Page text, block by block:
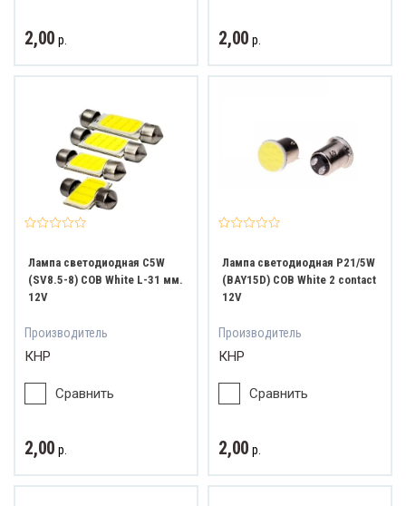
2,00 р. 2,00 р.
Лампа светодиодная C5W
(SV8.5-8) COB White L-31 мм.
12V
Производитель
КНР
Сравнить
2,00 р.
Лампа светодиодная P21/5W
(BAY15D) COB White 2 contact
12V
Производитель
КНР
Сравнить
2,00 р.